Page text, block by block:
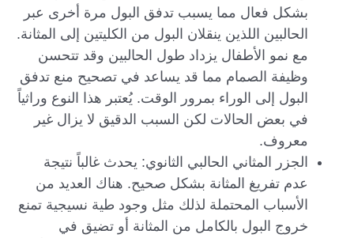
بشكل فعال مما يسبب تدفق البول مرة أخرى عبر
الحالبين اللذين ينقلان البول من الكليتين إلى المثانة.
مع نمو الأطفال يزداد طول الحالبين وقد تتحسن
وظيفة الصمام مما قد يساعد في تصحيح منع تدفق
البول إلى الوراء بمرور الوقت. يُعتبر هذا النوع وراثياً
في بعض الحالات لكن السبب الدقيق لا يزال غير
معروف.
الجزر المثاني الحالبي الثانوي: يحدث غالباً نتيجة
عدم تفريغ المثانة بشكل صحيح. هناك العديد من
الأسباب المحتملة لذلك مثل وجود طية نسيجية تمنع
خروج البول بالكامل من المثانة أو تضيق في